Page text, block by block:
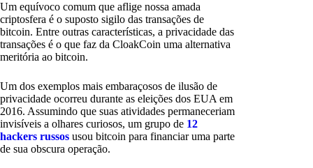
Um equívoco comum que aflige nossa amada
criptosfera é o suposto sigilo das transações de
bitcoin. Entre outras características, a privacidade das
transações é o que faz da CloakCoin uma alternativa
meritória ao bitcoin.
Um dos exemplos mais embaraçosos de ilusão de
privacidade ocorreu durante as eleições dos EUA em
2016. Assumindo que suas atividades permaneceriam
invisíveis a olhares curiosos, um grupo de 12
hackers russos usou bitcoin para financiar uma parte
de sua obscura operação.